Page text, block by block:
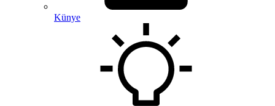
Künye